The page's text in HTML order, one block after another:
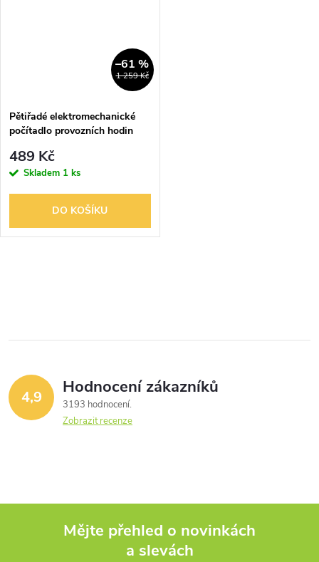
1 259 Kč
–61 %
Pětiřadé elektromechanické
počítadlo provozních hodin
489 Kč
Skladem 1 ks
DO KOŠÍKU
l
d
a
p
4,9 Hodnocení zákazníků
3193 hodnocení
Zobrazit recenze
Mějte přehled o novinkách
a slevách